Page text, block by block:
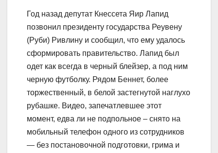
Год назад депутат Кнессета Яир Лапид
позвонил президенту государства Реувену
(Руби) Ривлину и сообщил, что ему удалось
сформировать правительство. Лапид был
одет как всегда в черный блейзер, а под ним
черную футболку. Рядом Беннет, более
торжественный, в белой застегнутой наглухо
рубашке. Видео, запечатлевшее этот
момент, едва ли не подпольное – снято на
мобильный телефон одного из сотрудников
— без постановочной подготовки, грима и